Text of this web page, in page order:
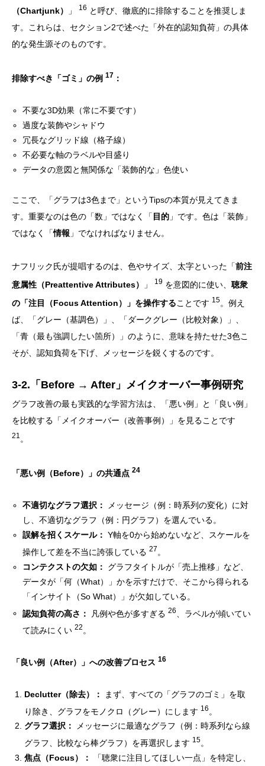
（Chartjunk）
」 16 と呼び、徹底的に排除することを推奨しま
す。これらは、セクション2で述べた「外在的認知負荷」の具体
的な発生源そのものです。
排除すべき「ゴミ」の例 17 ：
不要な3D効果（常に不要です）
過度な装飾やシャドウ
冗長なグリッド線（格子線）
不必要な軸のラベルや目盛り
データの意図と無関係な「装飾的な」色使い
ここで、「グラフは3色まで」というTipsの本質が見えてきま
す。重要なのは色の「数」ではなく「 目的 」です。色は「装飾」
ではなく「情報 」でなければなりません。
ナフリック氏が提唱するのは、色やサイズ、太字といった「前注
意属性（Preattentive Attributes）
」 19 を意図的に使い、 聴衆
の「注目（Focus Attention）」を操作することです 15。例え
ば、「グレー（基調色）」、「ダークグレー（比較対象）」、
「青（最も強調したい箇所）」のように、意味を持たせた3色こ
そが、認知負荷を下げ、メッセージを鋭くするのです。
3-2.「Before → After」メイクオーバー事例研究
グラフ改善の最も実践的な学習方法は、「悪い例」と「良い例」
を比較する「メイクオーバー（改善事例）」を見ることです
21 。
「悪い例（Before）」の共通点 24
不適切なグラフ選択：
メッセージ（例：時系列の変化）に対
し、不適切なグラフ（例：円グラフ）を選んでいる。
誤解を招くスケール： Y軸を0から始めないなど、スケールを
操作して差を不当に誇張している27 。
コンテクストの欠如：
グラフタイトルが「売上推移」など、
データが「何（What）」かを示すだけで、そこから得られる
「インサイト（So What）」が欠如している。
認知負荷の高さ：
凡例や色が多すぎる26
、ラベルが傾いてい
て読みにくい22 。
「良い例（After）」への改善プロセス 16
Declutter（除去）：
まず、すべての「グラフのゴミ」を取
り除き、グラフをモノクロ（グレー）にします 16 。
グラフ選択：
メッセージに最適なグラフ（例：時系列なら線
グラフ、比較なら棒グラフ）を再選択します 15。
焦点（Focus）：
「聴衆に注目してほしい一点」を特定し、